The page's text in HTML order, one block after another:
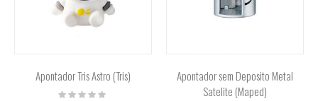
Apontador Tris Astro (Tris)
Rating:
Apontador sem Deposito Metal
Satelite (Maped)